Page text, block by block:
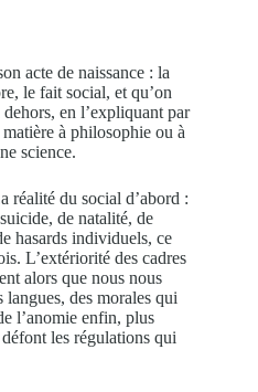
acte de naissance : la
le fait social, et qu’on
en l’expliquant par
à philosophie ou à
science.
réalité du social d’abord :
de natalité, de
hasards individuels, ce
L’extériorité des cadres
alors que nous nous
des morales qui
l’anomie enfin, plus
les régulations qui